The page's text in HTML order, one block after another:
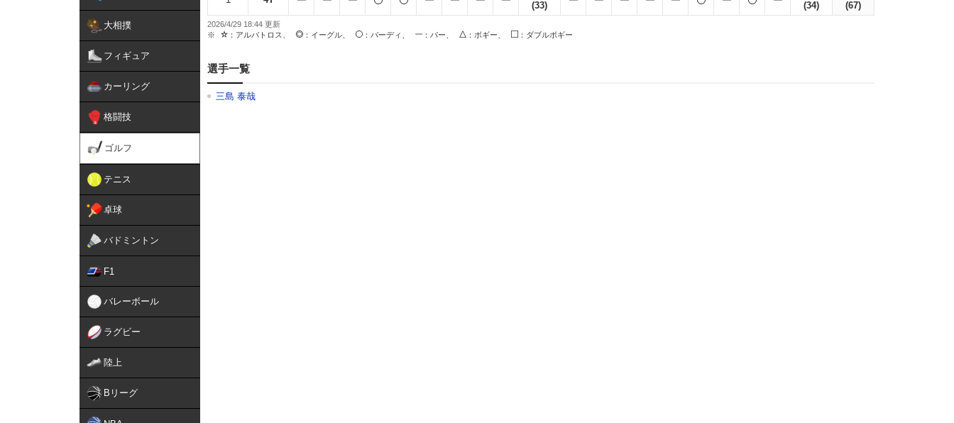
大相撲
フィギュア
カーリング
格闘技
ゴルフ
テニス
卓球
バドミントン
F1
バレーボール
ラグビー
陸上
Bリーグ
(33)
(34)
(67)
2026/4/29 18:44
：アルバトロス、
：イーグル、 ：バーディ、 ：パー、 ：ボギー、 ：ダブルボギー
選手一覧
三島 泰哉